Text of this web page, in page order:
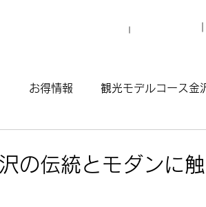
お得情報 観光モデルコース金
ス渋谷原宿
の伝統とモダンに